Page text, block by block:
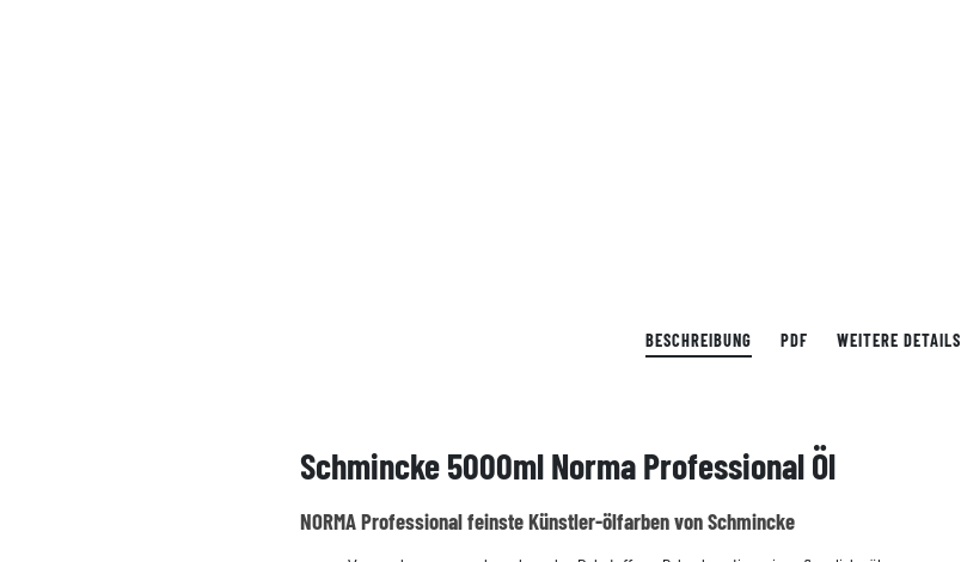
BESCHREIBUNG PDF WEITERE DETAILS
Schmincke 5000ml Norma Professional Öl
NORMA Professional feinste Künstler-ölfarben von Schmincke